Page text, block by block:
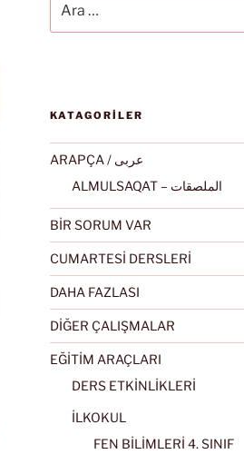
KATAGORİLER
ARAPÇA / عربى
ALMULSAQAT – الملصقات
BİR SORUM VAR
CUMARTESİ DERSLERİ
DAHA FAZLASI
DİĞER ÇALIŞMALAR
EĞİTİM ARAÇLARI
DERS ETKİNLİKLERİ
İLKOKUL
FEN BİLİMLERİ 4. SINIF